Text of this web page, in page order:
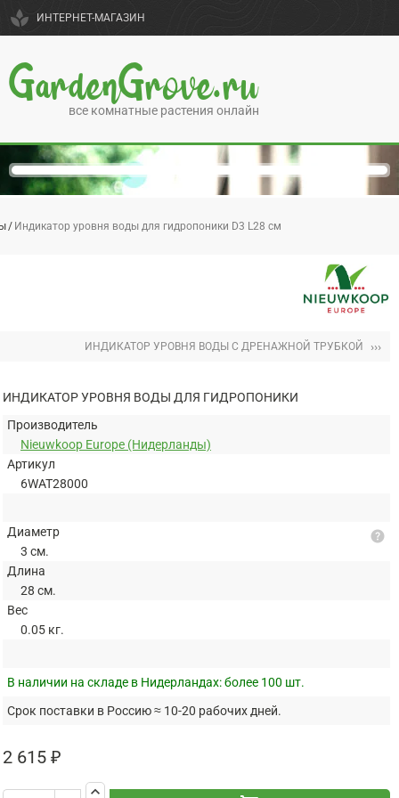
spa ИНТЕРНЕТ-МАГАЗИН
GardenGrove.ru
все комнатные растения онлайн
Индикатор уровня воды для гидропоники D3 L28 см
ИНДИКАТОР УРОВНЯ ВОДЫ С ДРЕНАЖНОЙ ТРУБКОЙ ›››
ИНДИКАТОР УРОВНЯ ВОДЫ ДЛЯ ГИДРОПОНИКИ
Производитель
Nieuwkoop Europe (Нидерланды)
Артикул
6WAT28000
Диаметр
3 см.
Длина
28 см.
Вес
0.05 кг.
help
В наличии на складе в Нидерландах:более 100 шт.
Срок поставки в Россию ≈ 10-20 рабочих дней.
2 615 ₽
keyboard_arrow_up